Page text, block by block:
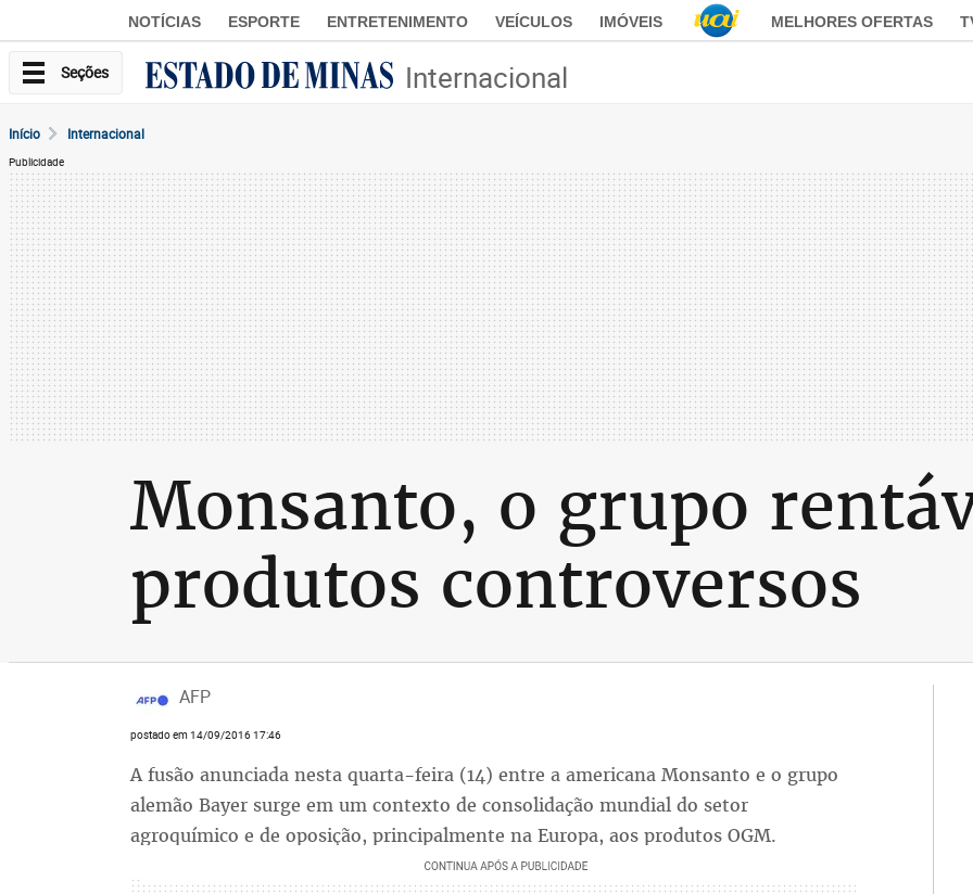
NOTÍCIAS ESPORTE ENTRETENIMENTO VEÍCULOS IMÓVEIS MELHORES OFERTAS
Seções Internacional
Início Internacional
Publicidade
Monsanto, o grupo
produtos controversos
AFP
postado em 14/09/2016 17:46
A fusão anunciada nesta quarta-feira (14) entre a americana Monsanto e o grupo
alemão Bayer surge em um contexto de consolidação mundial do setor
agroquímico e de oposição, principalmente na Europa, aos produtos OGM.